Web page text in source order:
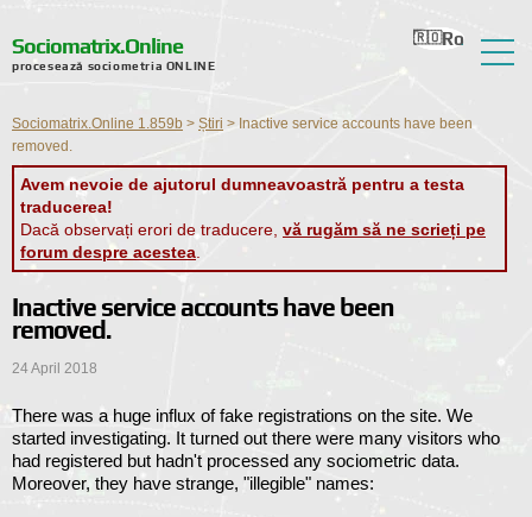
Sociomatrix.Online
procesează sociometria ONLINE
Recenzii
Ajutor
Forum
Informații de contact
Ro
Ru
En
Ua
Nl
Sociomatrix.Online 1.859b > Știri > Inactive service accounts have been
removed.
Avem nevoie de ajutorul dumneavoastră pentru a testa
traducerea!
Dacă observați erori de traducere, vă rugăm să ne scrieți pe
forum despre acestea
Inactive service accounts have been
removed.
24 April 2018
There was a huge influx of fake registrations on the site. We
started investigating. It turned out there were many visitors who
had registered but hadn't processed any sociometric data.
Moreover, they have strange, "illegible" names: